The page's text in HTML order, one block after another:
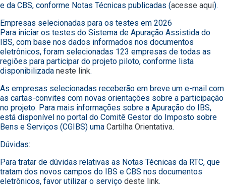
e da CBS, conforme Notas Técnicas publicadas (acesse aqui).
Empresas selecionadas para os testes em 2026
Para iniciar os testes do Sistema de Apuração Assistida do
IBS, com base nos dados informados nos documentos
eletrônicos, foram selecionadas 123 empresas de todas as
regiões para participar do projeto piloto, conforme lista
disponibilizada neste link.
As empresas selecionadas receberão em breve um e-mail com
as cartas-convites com novas orientações sobre a participação
no projeto. Para mais informações sobre a Apuração do IBS,
está disponível no portal do Comitê Gestor do Imposto sobre
Bens e Serviços (CGIBS) uma Cartilha Orientativa.
Dúvidas:
Para tratar de dúvidas relativas as Notas Técnicas da RTC, que
tratam dos novos campos do IBS e CBS nos documentos
eletrônicos, favor utilizar o serviço deste link.